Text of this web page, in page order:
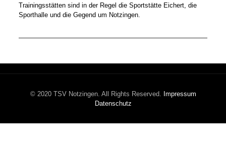
Trainingsstätten sind in der Regel die Sportstätte Eichert, die
Sporthalle und die Gegend um Notzingen.
© 2020 TSV Notzingen. All Rights Reserved. Impressum
Datenschutz